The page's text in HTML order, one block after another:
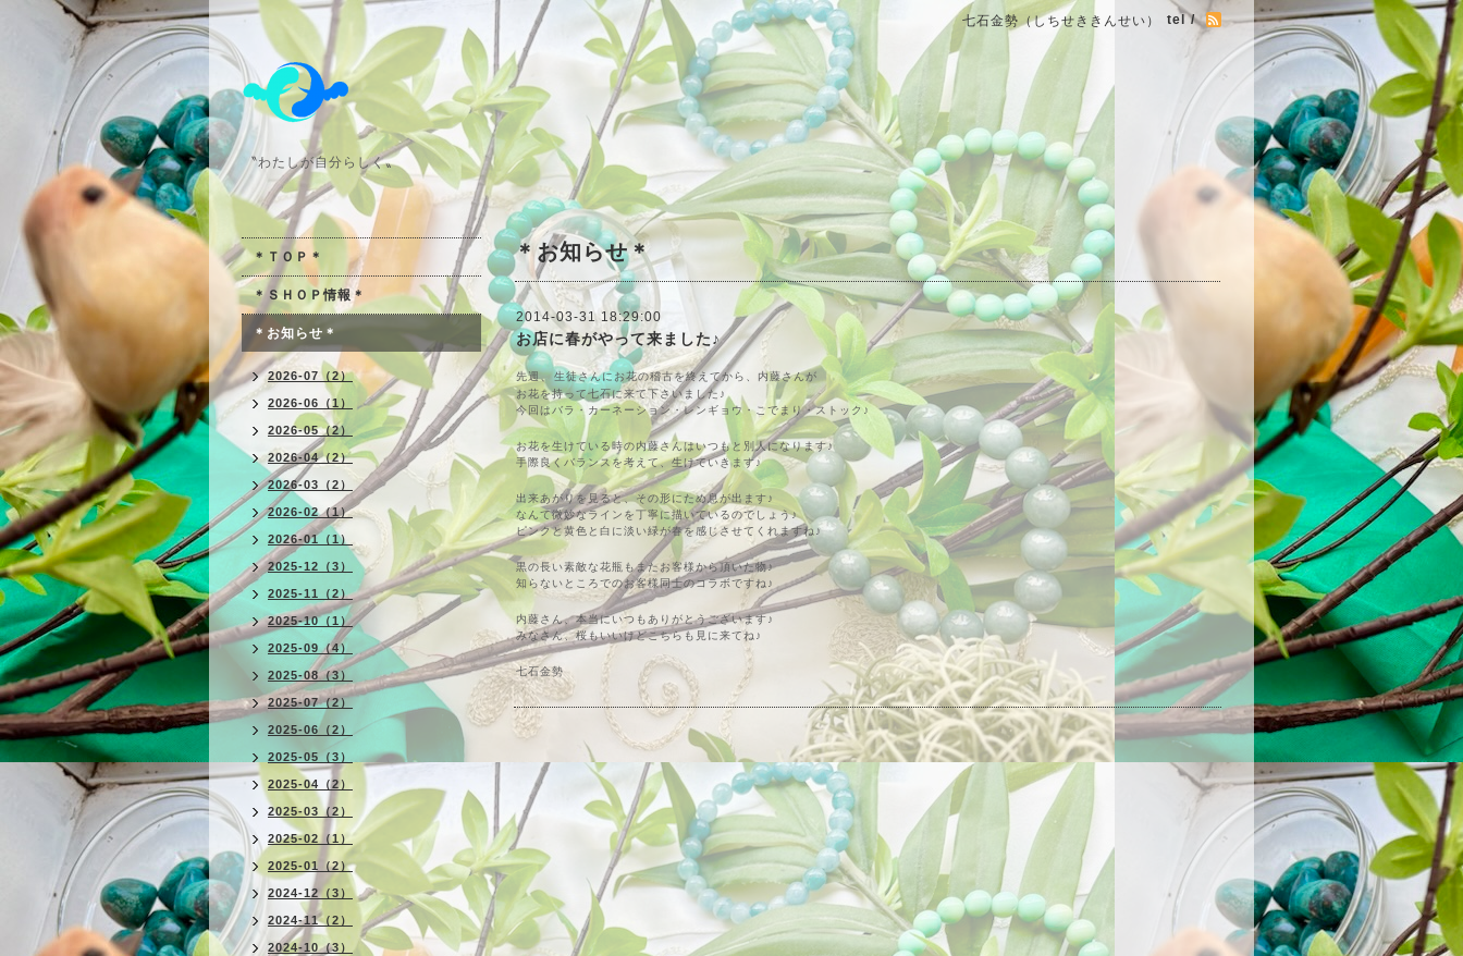
七石金勢（しちせききんせい） tel /
〝わたしが自分らしく〟
＊お知らせ＊
2014-03-31 18:29:00
お店に春がやって来ました♪
先週 、 生徒さんにお花の稽古を終えてから、内藤さんが
お花を持って七石に来て下さいました♪
今回はバラ・カーネーション・レンギョウ・こでまり・ストック♪
お花を生けている時の内藤さんはいつもと別人になります♪
手際良くバランスを考えて、生けていきます♪
出来あがりを見ると、その形にため息が出ます♪
なんて微妙なラインを丁寧に描いているのでしょう♪
ピンクと黄色と白に淡い緑が春を感じさせてくれますね♪
黒の長い素敵な花瓶もまたお客様から頂いた物♪
知らないところでのお客様同士のコラボですね♪
内藤さん、本当にいつもありがとうございます♪
みなさん、桜もいいけどこちらも見に来てね♪
七石金勢
＊ＴＯＰ＊
＊ＳＨＯＰ情報＊
＊お知らせ＊
2026-07（2）
2026-06（1）
2026-05（2）
2026-04（2）
2026-03（2）
2026-02（1）
2026-01（1）
2025-12（3）
2025-11（2）
2025-10（1）
2025-09（4）
2025-08（3）
2025-07（2）
2025-06（2）
2025-05（3）
2025-04（2）
2025-03（2）
2025-02（1）
2025-01（2）
2024-12（3）
2024-11（2）
2024-10（3）